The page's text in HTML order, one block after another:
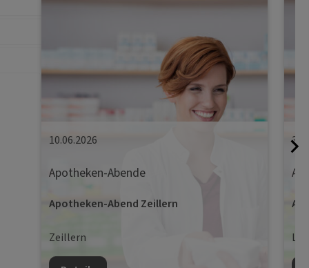
10.06.2026
Apotheken-Abende
Apotheken-Abend Zeillern
Zeillern